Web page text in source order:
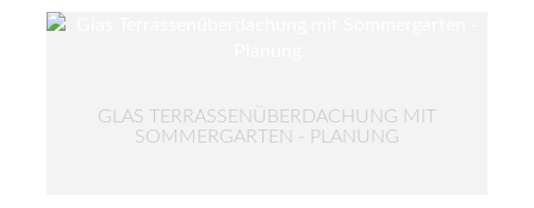
GLAS TERRASSENÜBERDACHUNG MIT
SOMMERGARTEN - PLANUNG